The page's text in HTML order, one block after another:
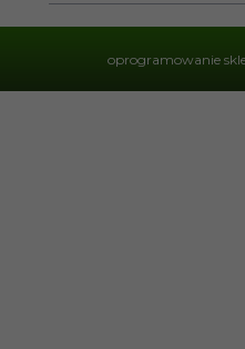
oprogramowanie